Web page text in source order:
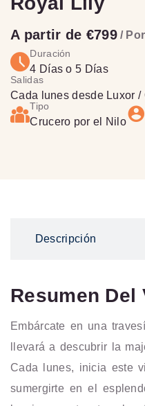
A partir de €799 /
Duración
4 Días o 5 Días
Salidas
Cada lunes desde Luxor
Tipo
Crucero por el Nilo
Descripción
Resumen Del
Embárcate en una
llevará a descubrir la
Cada lunes, inicia este
sumergirte en el